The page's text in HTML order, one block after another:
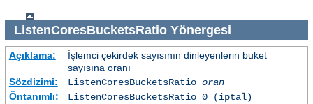
ListenCoresBucketsRatioYönergesi
Açıklama:
İşlemci çekirdek sayısının dinleyenlerin buket
sayısına oranı
Sözdizimi:
ListenCoresBucketsRatio oran
Öntanımlı:
ListenCoresBucketsRatio 0 (iptal)